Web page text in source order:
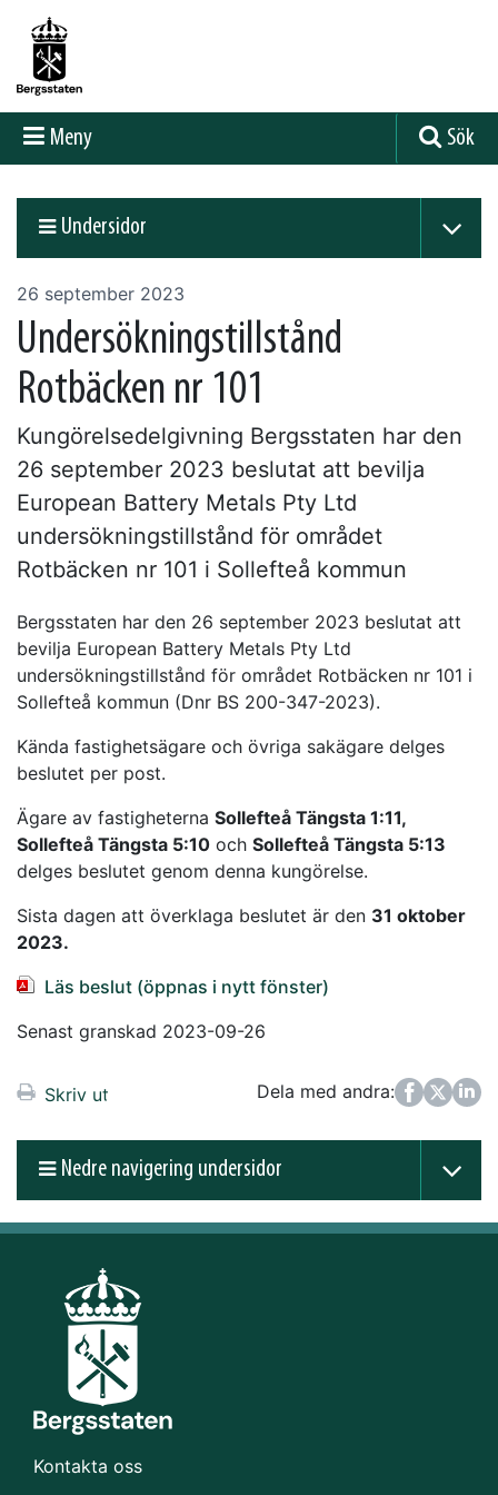
Meny Sök
Undersidor
26 september 2023
Undersökningstillstånd
Rotbäcken nr 101
Kungörelsedelgivning Bergsstaten har den
26 september 2023 beslutat att bevilja
European Battery Metals Pty Ltd
undersökningstillstånd för området
Rotbäcken nr 101 i Sollefteå kommun
Bergsstaten har den 26 september 2023 beslutat att
bevilja European Battery Metals Pty Ltd
undersökningstillstånd för området Rotbäcken nr 101 i
Sollefteå kommun (Dnr BS 200-347-2023).
Kända fastighetsägare och övriga sakägare delges
beslutet per post.
Ägare av fastigheterna Sollefteå Tängsta 1:11,
Sollefteå Tängsta 5:10 och Sollefteå Tängsta 5:13
delges beslutet genom denna kungörelse.
Sista dagen att överklaga beslutet är den 31 oktober
2023.
Läs beslut (öppnas i nytt fönster)
Senast granskad 2023-09-26
Skriv ut Dela med andra:
FacebookTwitter
LinkedIn
Nedre navigering undersidor
Kontakta oss